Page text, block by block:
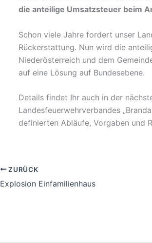
die anteilige Umsatzsteuer beim
Schon viele Jahre fordert unser
Rückerstattung. Nun wird die
Niederösterreich und dem
auf eine Lösung auf Bundesebene.
Details findet Ihr auch in der
Landesfeuerwehrverbandes
definierten Abläufe, Vorgaben und
ZURÜCK
Explosion Einfamilienhaus